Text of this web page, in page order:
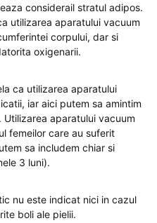
considerail stratul adipos.
utilizarea aparatului vacuum
corpului, dar si
oxigenarii.
ca utilizarea aparatului
iar aici putem sa amintim
aparatului vacuum
femeilor care au suferit
sa includem chiar si
3 luni).
nu este indicat nici in cazul
boli ale pielii.